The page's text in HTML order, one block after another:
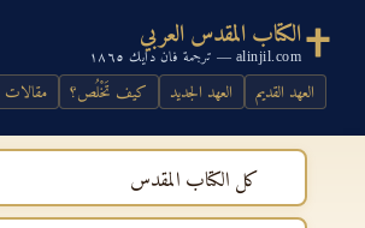
الكتاب المقدس العربي
alinjil.com — ترجمة فان دايك ١٨٦٥
العهد القديم العهد الجديد كيف تَخْلُص؟ مقالات
كل الكتاب المقدس